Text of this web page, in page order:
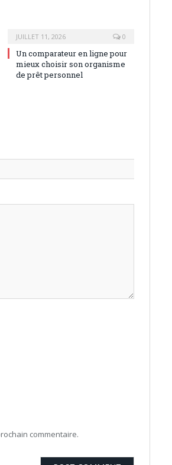
JUILLET 11, 2026 0
Un comparateur en ligne pour
mieux choisir son organisme
de prêt personnel
commentaire.